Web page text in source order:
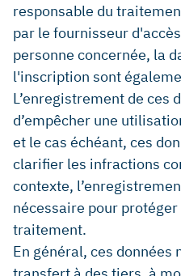
responsable du
par le fournisseur
personne concernée, la
l'inscription sont
L’enregistrement de ces
d’empêcher une
et le cas échéant, ces
clarifier les infractions
contexte,
nécessaire pour
traitement.
En général, ces données